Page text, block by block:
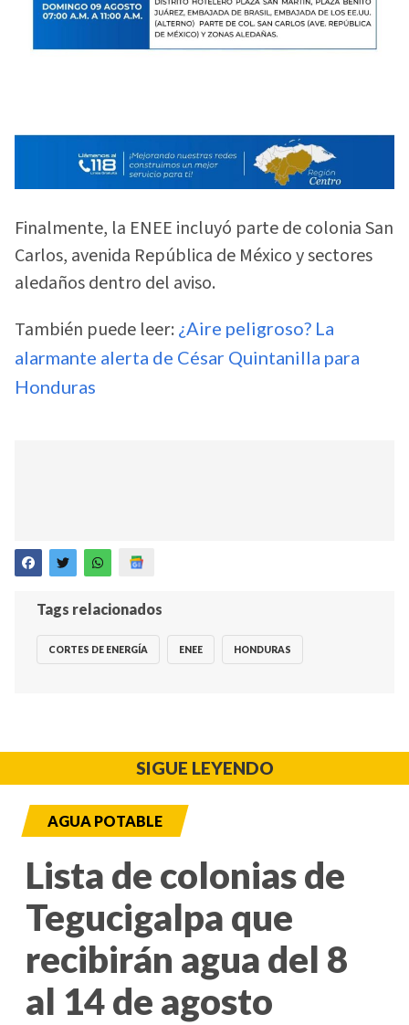
Finalmente, la ENEE incluyó parte de colonia San
Carlos, avenida República de México y sectores
aledaños dentro del aviso.
También puede leer: ¿Aire peligroso? La
alarmante alerta de César Quintanilla para
Honduras
Tags relacionados
CORTES DE ENERGÍA ENEE HONDURAS
SIGUE LEYENDO
AGUA POTABLE
Lista de colonias de
Tegucigalpa que
recibirán agua del 8
al 14 de agosto